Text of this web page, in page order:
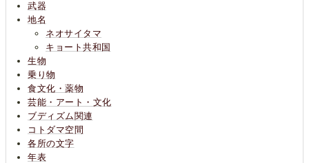
武器
地名
ネオサイタマ
キョート共和国
生物
乗り物
食文化・薬物
芸能・アート・文化
ブディズム関連
コトダマ空間
各所の文字
年表